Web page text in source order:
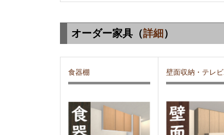
オーダー家具（詳細 ）
食器棚 壁面収納・テレ